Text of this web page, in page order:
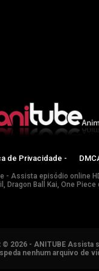
de Privacidade -
- Assista episódio online
Dragon Ball Kai, One
© 2026 - ANITUBE Assista
nenhum arquivo de